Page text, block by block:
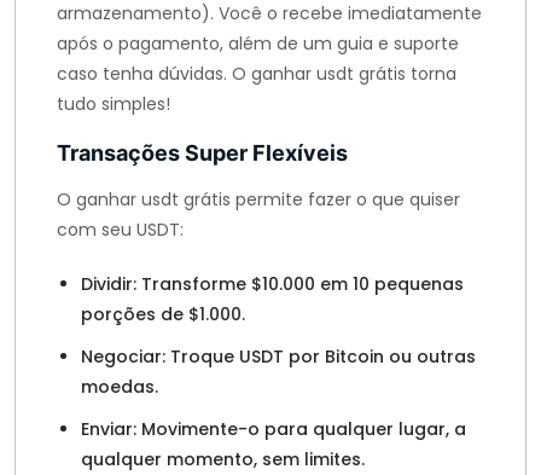
armazenamento). Você o recebe imediatamente
após o pagamento, além de um guia e suporte
caso tenha dúvidas. O ganhar usdt grátis torna
tudo simples!
Transações Super Flexíveis
O ganhar usdt grátis permite fazer o que quiser
com seu USDT:
Dividir: Transforme $10.000 em 10 pequenas
porções de $1.000.
Negociar: Troque USDT por Bitcoin ou outras
moedas.
Enviar: Movimente-o para qualquer lugar, a
qualquer momento, sem limites.